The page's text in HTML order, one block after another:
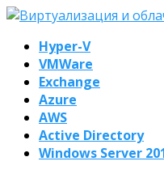
Hyper-V
VMWare
Exchange
Azure
AWS
Active Directory
Windows Server